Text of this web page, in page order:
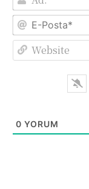
0 YORUM